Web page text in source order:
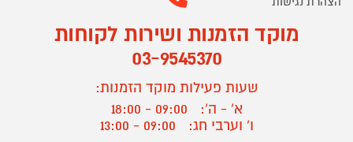
מוקד הזמנות ושירות לקוחות
03-9545370
שעות פעילות מוקד הזמנות:
א' - ה':
09:00 - 18:00
ו' וערבי חג:
09:00 - 13:00